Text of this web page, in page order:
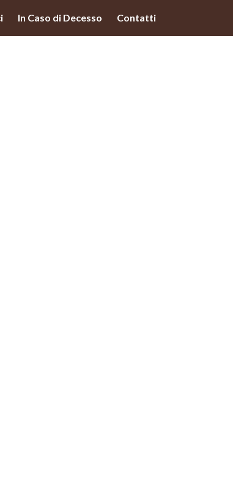
In Caso di Decesso Contatti
Ulteriori informazioni